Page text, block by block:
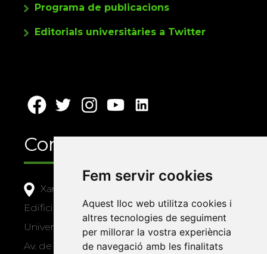
Fem servir cookies
Aquest lloc web utilitza cookies i
altres tecnologies de seguiment
per millorar la vostra experiència
de navegació amb les finalitats
Programa de publicacions
Editorials universitàries a Twitter
Contacte
Xarxa Vives d'Universitats
Edifici Àgora
Universitat Jaume I, local 10
Av. de Vicent Sos Baynat, s/n